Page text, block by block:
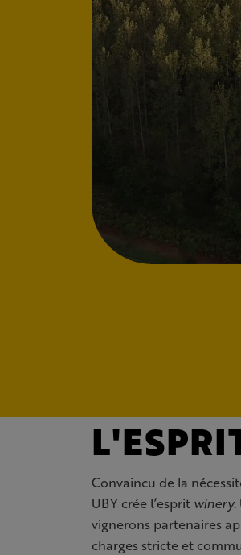
Convaincu de la
UBY crée l’esprit winery.
vignerons partenaires
charges stricte et